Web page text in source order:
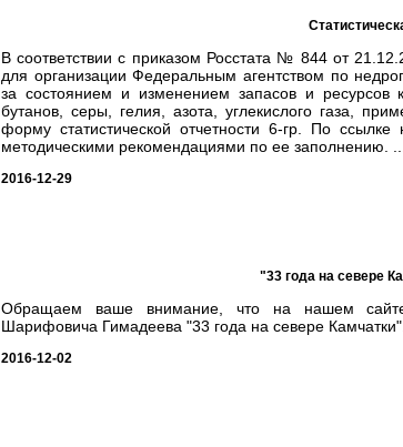
В соответствии с приказом Росстата № 844 от
для организации Федеральным агентством по
за состоянием и изменением запасов и ресурсов
бутанов, серы, гелия, азота, углекислого газа,
форму статистической отчетности 6-гр. По
методическими рекомендациями по ее заполнению. ...
2016-12-29
"33 года на севере
Обращаем ваше внимание, что на нашем
Шарифовича Гимадеева "33 года на севере Камчатки".
2016-12-02